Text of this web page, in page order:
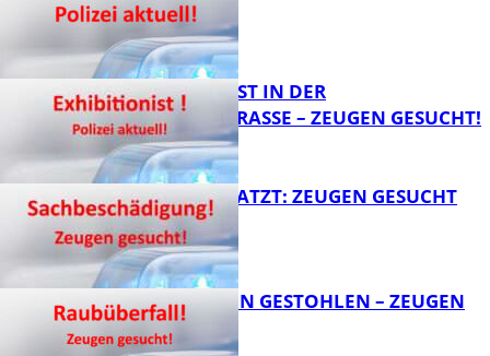
EXHIBITIONIST IN DER
VELMANNSTRASSE – ZEUGEN GESUCHT!
AUTO ZERKRATZT: ZEUGEN GESUCHT
TEURE KETTEN GESTOHLEN – ZEUGEN
GESUCHT!